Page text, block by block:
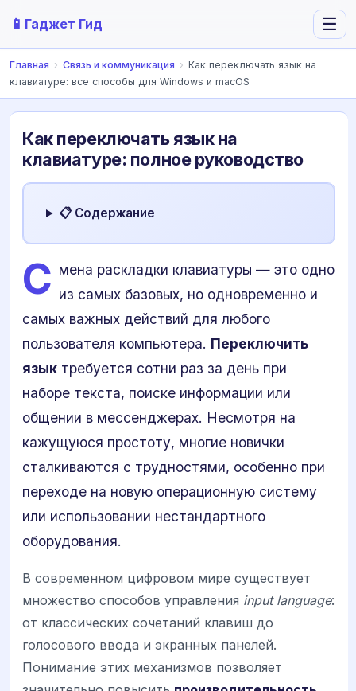
📱 Гаджет Гид ☰
Главная › Связь и коммуникация › Как переключать язык на
клавиатуре: все способы для Windows и macOS
Как переключать язык на
клавиатуре: полное руководство
📋 Содержание
С мена раскладки клавиатуры — это одно
из самых базовых, но одновременно и
самых важных действий для любого
пользователя компьютера. Переключить
язык требуется сотни раз за день при
наборе текста, поиске информации или
общении в мессенджерах. Несмотря на
кажущуюся простоту, многие новички
сталкиваются с трудностями, особенно при
переходе на новую операционную систему
или использовании нестандартного
оборудования.
В современном цифровом мире существует
множество способов управления input language:
от классических сочетаний клавиш до
голосового ввода и экранных панелей.
Понимание этих механизмов позволяет